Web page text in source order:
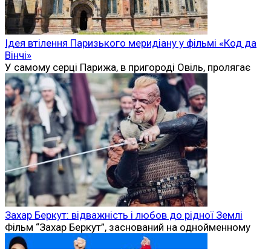
Ідея втілення Паризького меридіану у фільмі «Код да
Вінчі»
У самому серці Парижа, в пригороді Овіль, пролягає
Захар Беркут: відважність і любов до рідної Землі
Фільм “Захар Беркут”, заснований на однойменному